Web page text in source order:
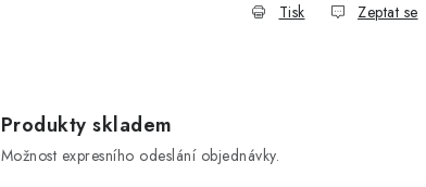
Tisk Zeptat se
Produkty skladem
Možnost expresního odeslání objednávky.